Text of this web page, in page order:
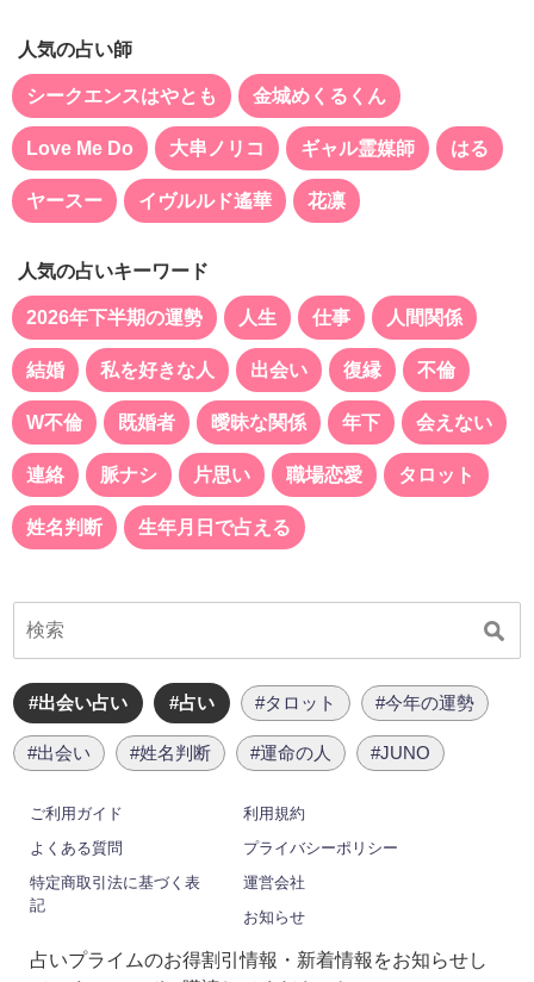
人気の占い師
シークエンスはやとも 金城めくるくん
Love Me Do 大串ノリコ ギャル霊媒師 はる
ヤースー イヴルルド遙華 花凛
人気の占いキーワード
2026年下半期の運勢 人生 仕事 人間関係
結婚 私を好きな人 出会い 復縁 不倫
W不倫 既婚者 曖昧な関係 年下 会えない
連絡 脈ナシ 片思い 職場恋愛 タロット
姓名判断 生年月日で占える
#出会い占い #占い #タロット #今年の運勢
#出会い #姓名判断 #運命の人 #JUNO
ご利用ガイド
利用規約
よくある質問
プライバシーポリシー
特定商取引法に基づく表
記
運営会社
お知らせ
占いプライムのお得割引情報・新着情報をお知らせし